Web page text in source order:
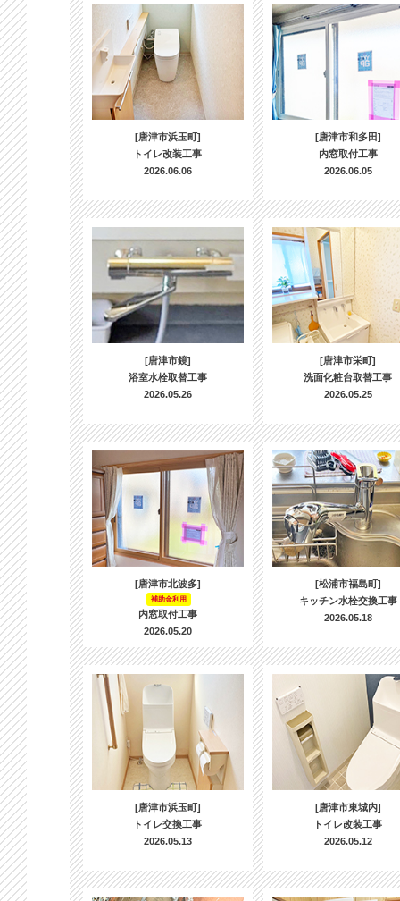
[唐津市浜玉町]
トイレ改装工事
2026.06.06
[唐津市和多田]
内窓取付工事
2026.06.05
[唐津市鏡]
浴室水栓取替工事
2026.05.26
[唐津市栄町]
洗面化粧台取替工事
2026.05.25
[唐津市北波多]
補助金利用
内窓取付工事
2026.05.20
[松浦市福島町]
キッチン水栓交換工事
2026.05.18
[唐津市浜玉町]
トイレ交換工事
2026.05.13
[唐津市東城内]
トイレ改装工事
2026.05.12